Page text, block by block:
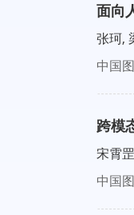
面向
张珂,
中国
跨模
宋霄
中国